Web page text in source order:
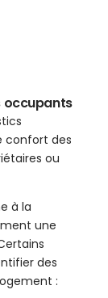
occupants
confort des
ou
à la
une
des
: